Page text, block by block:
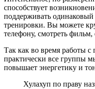
способствует
поддерживать
тренировки. Вы можете
телефону, смотреть
Так как во время работы
практически все группы
повышает энергетику и
Хулахуп по праву